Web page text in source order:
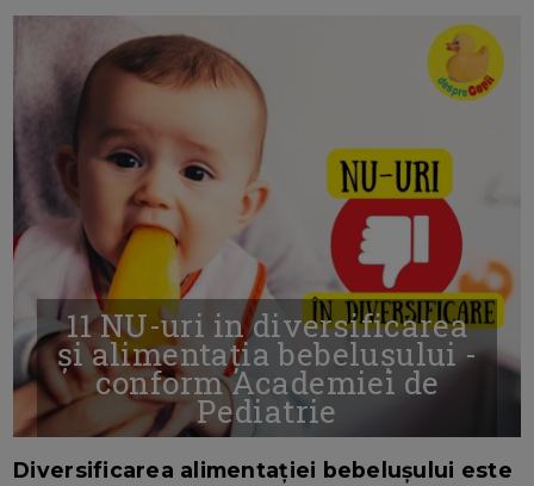
11 NU-uri in diversificarea
și alimentația bebelușului -
conform Academiei de
Pediatrie
Diversificarea alimentației bebelușului este